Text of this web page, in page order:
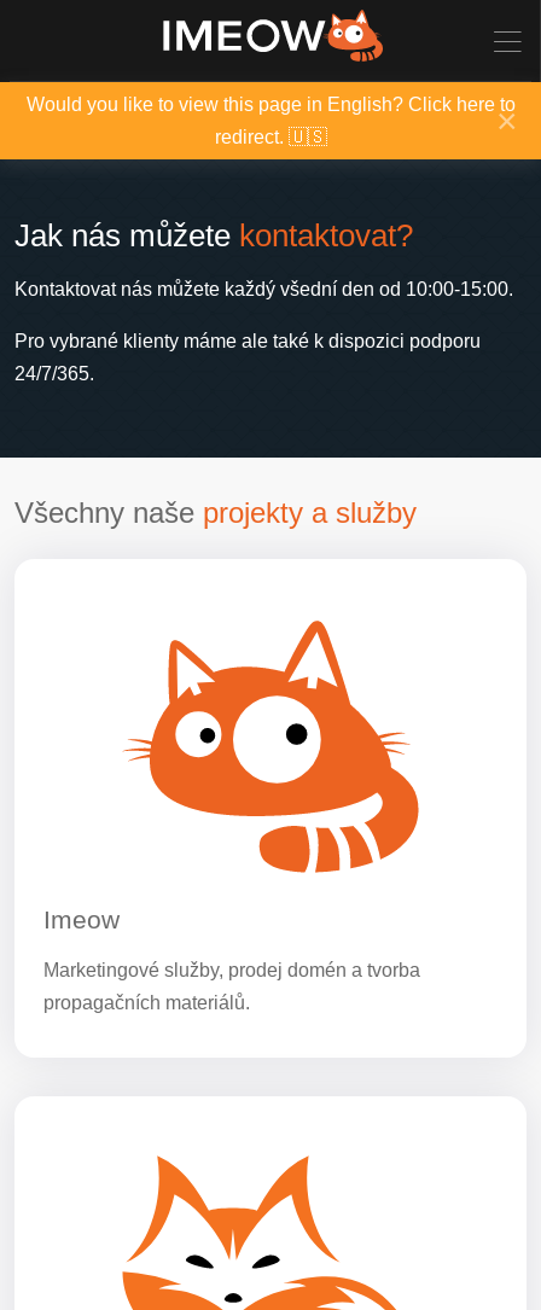
Would you like to view this page in English? Click here to
redirect. 🇺🇸
×
Jak nás můžete kontaktovat?
Kontaktovat nás můžete každý všední den od 10:00-15:00.
Pro vybrané klienty máme ale také k dispozici podporu
24/7/365.
Všechny naše projekty a služby
Imeow
Marketingové služby, prodej domén a tvorba
propagačních materiálů.